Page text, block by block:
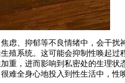
、抑郁等不良情绪中，会干
殖系统。这可能会抑制性唤起
重，进而影响到私密处的生理
全身心地投入到性生活中，性